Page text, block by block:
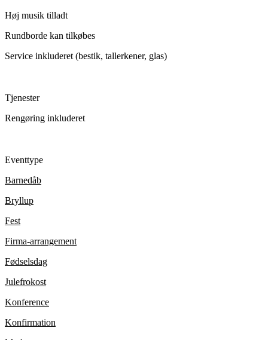
Høj musik tilladt
Rundborde kan tilkøbes
Service inkluderet (bestik, tallerkener, glas)
Tjenester
Rengøring inkluderet
Eventtype
Barnedåb
Bryllup
Fest
Firma-arrangement
Fødselsdag
Julefrokost
Konference
Konfirmation